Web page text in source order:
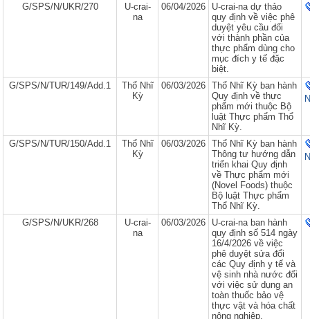
G/SPS/N/UKR/270
U-crai-
na
06/04/2026
U-crai-na dự thảo
quy định về việc phê
duyệt yêu cầu đối
với thành phần của
thực phẩm dùng cho
mục đích y tế đặc
biệt.
G/SPS/N/TUR/149/Add.1
Thổ Nhĩ
Kỳ
06/03/2026
Thổ Nhĩ Kỳ ban hành
Quy định về thực
phẩm mới thuộc Bộ
luật Thực phẩm Thổ
Nhĩ Kỳ.
G/SPS/N/TUR/150/Add.1
Thổ Nhĩ
Kỳ
06/03/2026
Thổ Nhĩ Kỳ ban hành
Thông tư hướng dẫn
triển khai Quy định
về Thực phẩm mới
(Novel Foods) thuộc
Bộ luật Thực phẩm
Thổ Nhĩ Kỳ.
G/SPS/N/UKR/268
U-crai-
na
06/03/2026
U-crai-na ban hành
quy định số 514 ngày
16/4/2026 về việc
phê duyệt sửa đổi
các Quy định y tế và
vệ sinh nhà nước đối
với việc sử dụng an
toàn thuốc bảo vệ
thực vật và hóa chất
nông nghiệp.